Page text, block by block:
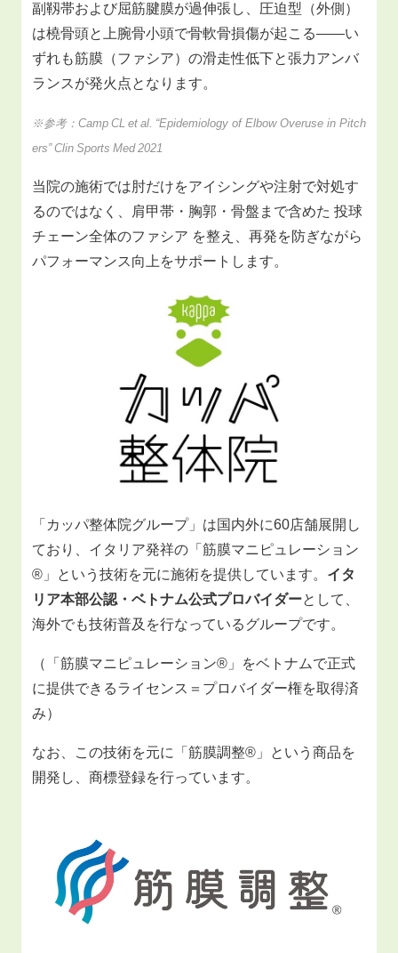
副靱帯および屈筋腱膜が過伸張し、圧迫型（外側）
は橈骨頭と上腕骨小頭で骨軟骨損傷が起こる――い
ずれも筋膜（ファシア）の滑走性低下と張力アンバ
ランスが発火点となります。
※参考：Camp CL et al. “Epidemiology of Elbow Overuse in Pitch
ers” Clin Sports Med 2021
当院の施術では肘だけをアイシングや注射で対処す
るのではなく、肩甲帯・胸郭・骨盤まで含めた 投球
チェーン全体のファシア を整え、再発を防ぎながら
パフォーマンス向上をサポートします。
「カッパ整体院グループ」は国内外に60店舗展開し
ており、イタリア発祥の「筋膜マニピュレーション
®」という技術を元に施術を提供しています。 イタ
リア本部公認・ベトナム公式プロバイダーとして、
海外でも技術普及を行なっているグループです。
（「筋膜マニピュレーション®」をベトナムで正式
に提供できるライセンス＝プロバイダー権を取得済
み）
なお、この技術を元に「筋膜調整®」という商品を
開発し、商標登録を行っています。